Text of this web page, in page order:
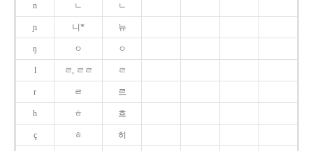
n ㄴ ㄴ
ɲ 니* 뉴
ŋ ㅇ ㅇ
l ㄹ, ㄹㄹ ㄹ
r ㄹ 르
h ㅎ 흐
ç ㅎ 히